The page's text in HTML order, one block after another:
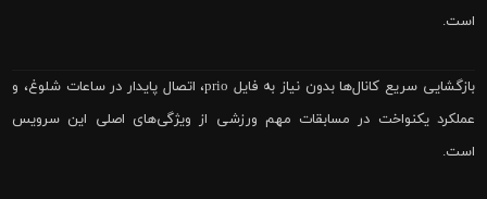
است.
بازگشایی سریع کانال‌ها بدون نیاز به فایل prio، اتصال پایدار در ساعات شلوغ، و
عملکرد یکنواخت در مسابقات مهم ورزشی از ویژگی‌های اصلی این سرویس
است.